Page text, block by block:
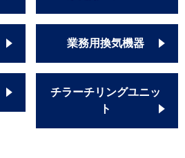
業務用換気機器
チラーチリングユニッ
ト